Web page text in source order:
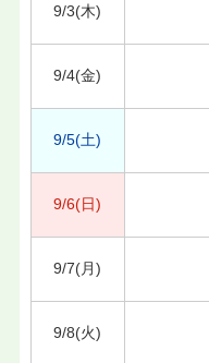
9/3(木)
9/4(金)
9/5(土)
9/6(日)
9/7(月)
9/8(火)